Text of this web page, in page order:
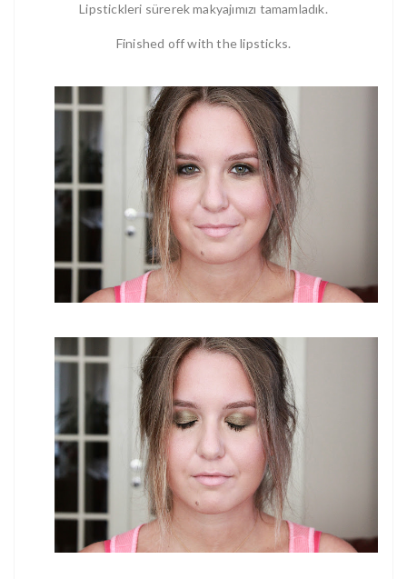
Lipstickleri sürerek makyajımızı tamamladık.
Finished off with the lipsticks.